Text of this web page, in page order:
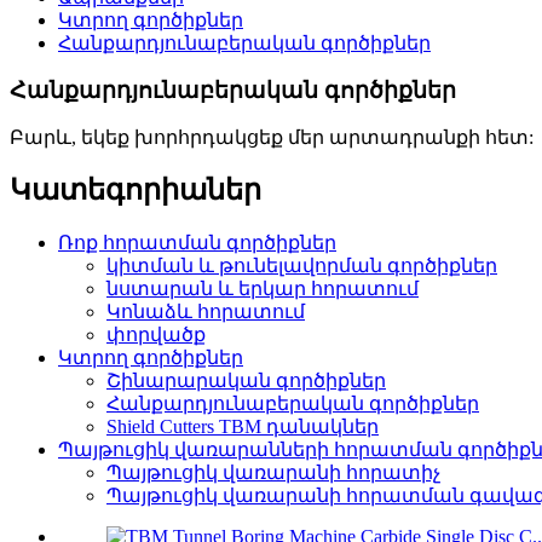
Կտրող գործիքներ
Հանքարդյունաբերական գործիքներ
Հանքարդյունաբերական գործիքներ
Բարև, եկեք խորհրդակցեք մեր արտադրանքի հետ:
Կատեգորիաներ
Ռոք հորատման գործիքներ
կիտման և թունելավորման գործիքներ
նստարան և երկար հորատում
Կոնաձև հորատում
փորվածք
Կտրող գործիքներ
Շինարարական գործիքներ
Հանքարդյունաբերական գործիքներ
Shield Cutters TBM դանակներ
Պայթուցիկ վառարանների հորատման
Պայթուցիկ վառարանի հորատիչ
Պայթուցիկ վառարանի հորատման